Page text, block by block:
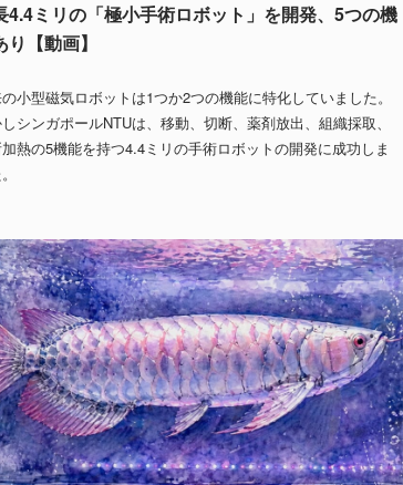
4.4ミリの「極小手術ロボット」を開発、5つの機
り【動画】
小型磁気ロボットは1つか2つの機能に特化していました。
シンガポールNTUは、移動、切断、薬剤放出、組織採取、
熱の5機能を持つ4.4ミリの手術ロボットの開発に成功しま